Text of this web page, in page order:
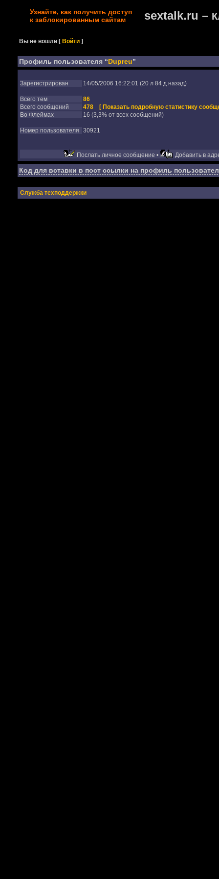
Узнайте, как получить доступ
к заблокированным сайтам
sextalk.ru –
Вы не вошли [Войти ]
Профиль пользователя “Dupreu”
Зарегистрирован 14/05/2006 16:22:01 (20 л 84 д назад)
Всего тем
86
Всего сообщений
478
[ Показать подробную статистику
Во Флеймах
16 (3,3% от всех сообщений)
Номер пользователя 30921
Послать личное сообщение • Добавить в
Код для вставки в пост ссылки на профиль
Служба техподдержки